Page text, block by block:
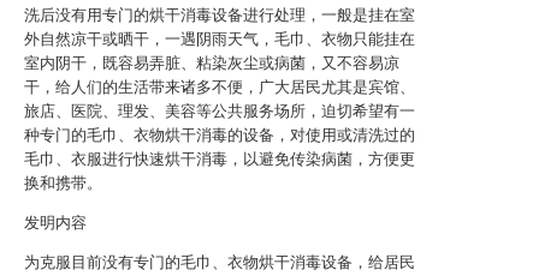
洗后没有用专门的烘干消毒设备进行处理，一般是挂在室
外自然凉干或晒干，一遇阴雨天气，毛巾、衣物只能挂在
室内阴干，既容易弄脏、粘染灰尘或病菌，又不容易凉
干，给人们的生活带来诸多不便，广大居民尤其是宾馆、
旅店、医院、理发、美容等公共服务场所，迫切希望有一
种专门的毛巾、衣物烘干消毒的设备，对使用或清洗过的
毛巾、衣服进行快速烘干消毒，以避免传染病菌，方便更
换和携带。
发明内容
为克服目前没有专门的毛巾、衣物烘干消毒设备，给居民